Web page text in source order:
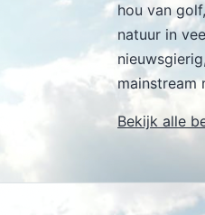
hou van
natuur in
mainstream
Bekijk alle